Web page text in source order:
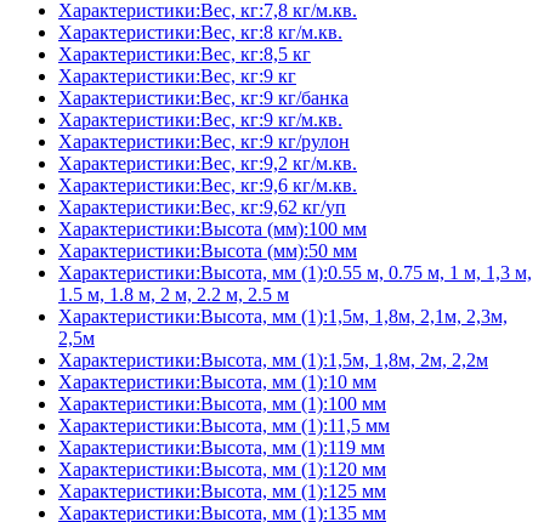
Характеристики:Вес, кг:7,8 кг/м.кв.
Характеристики:Вес, кг:8 кг/м.кв.
Характеристики:Вес, кг:8,5 кг
Характеристики:Вес, кг:9 кг
Характеристики:Вес, кг:9 кг/банка
Характеристики:Вес, кг:9 кг/м.кв.
Характеристики:Вес, кг:9 кг/рулон
Характеристики:Вес, кг:9,2 кг/м.кв.
Характеристики:Вес, кг:9,6 кг/м.кв.
Характеристики:Вес, кг:9,62 кг/уп
Характеристики:Высота (мм):100 мм
Характеристики:Высота (мм):50 мм
Характеристики:Высота, мм (1):0.55 м, 0.75 м, 1 м, 1,3 м,
1.5 м, 1.8 м, 2 м, 2.2 м, 2.5 м
Характеристики:Высота, мм (1):1,5м, 1,8м, 2,1м, 2,3м,
2,5м
Характеристики:Высота, мм (1):1,5м, 1,8м, 2м, 2,2м
Характеристики:Высота, мм (1):10 мм
Характеристики:Высота, мм (1):100 мм
Характеристики:Высота, мм (1):11,5 мм
Характеристики:Высота, мм (1):119 мм
Характеристики:Высота, мм (1):120 мм
Характеристики:Высота, мм (1):125 мм
Характеристики:Высота, мм (1):135 мм